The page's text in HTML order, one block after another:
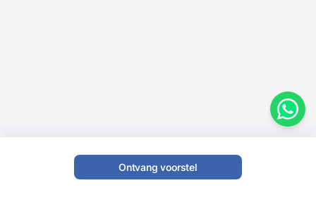
Ontvang voorstel